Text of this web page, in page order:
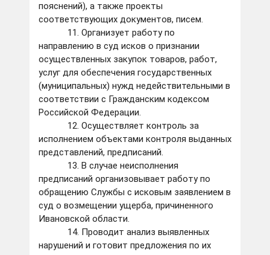
пояснений), а также проекты
соответствующих документов, писем.
11. Организует работу по
направлению в суд исков о признании
осуществленных закупок товаров, работ,
услуг для обеспечения государственных
(муниципальных) нужд недействительными в
соответствии с Гражданским кодексом
Российской Федерации.
12. Осуществляет контроль за
исполнением объектами контроля выданных
представлений, предписаний.
13. В случае неисполнения
предписаний организовывает работу по
обращению Службы с исковым заявлением в
суд о возмещении ущерба, причиненного
Ивановской области.
14. Проводит анализ выявленных
нарушений и готовит предложения по их